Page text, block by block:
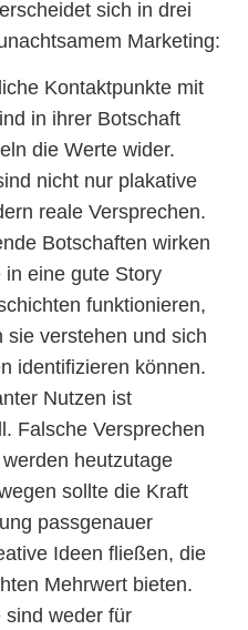
sich in drei
Marketing:
Kontaktpunkte mit
in ihrer Botschaft
die Werte wider.
nicht nur plakative
reale Versprechen.
Botschaften wirken
eine gute Story
funktionieren,
sie verstehen und sich
identifizieren können.
Nutzen ist
Falsche Versprechen
heutzutage
sollte die Kraft
passgenauer
Ideen fließen, die
Mehrwert bieten.
sind weder für